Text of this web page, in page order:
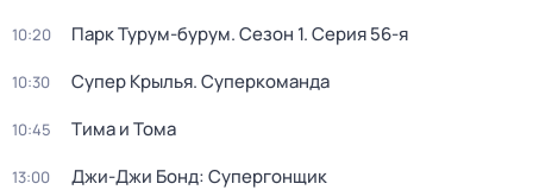
10:20 Парк Турум-бурум. Сезон 1. Серия 56-я
10:30 Супер Крылья. Суперкоманда
10:45 Тима и Тома
13:00 Джи-Джи Бонд: Супергонщик